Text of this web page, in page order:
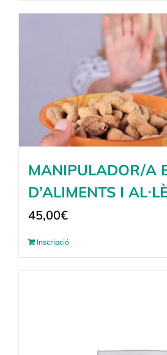
MANIPULADOR/A
D’ALIMENTS I
45,00€
Inscripció